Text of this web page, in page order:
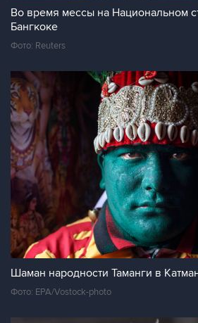
Во время мессы на Национальном
Бангкоке
Фото: Reuters
Шаман народности Таманги в
Фото: EPA/Vostock-photo